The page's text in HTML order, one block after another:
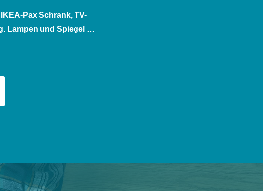
Pax Schrank, TV-
Lampen und Spiegel …